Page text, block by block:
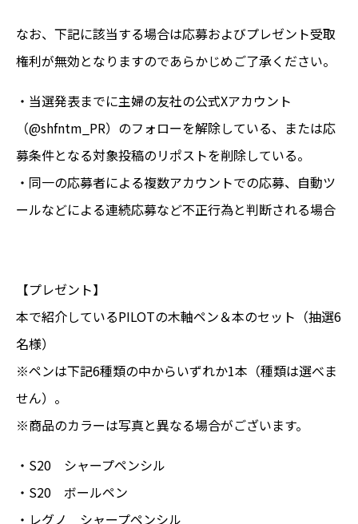
なお、下記に該当する場合は応募およびプレゼント受取
権利が無効となりますのであらかじめご了承ください。
・当選発表までに主婦の友社の公式Xアカウント
（@shfntm_PR）のフォローを解除している、または応
募条件となる対象投稿のリポストを削除している。
・同一の応募者による複数アカウントでの応募、自動ツ
ールなどによる連続応募など不正行為と判断される場合
【プレゼント】
本で紹介しているPILOTの木軸ペン＆本のセット（抽選6
名様）
※ペンは下記6種類の中からいずれか1本（種類は選べま
せん）。
※商品のカラーは写真と異なる場合がございます。
・S20 シャープペンシル
・S20 ボールペン
・レグノ シャープペンシル